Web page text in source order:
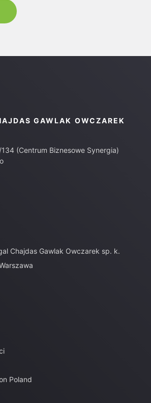
GAWLAK OWCZAREK
(Centrum Biznesowe Synergia)
Chajdas Gawlak Owczarek sp. k.
Poland